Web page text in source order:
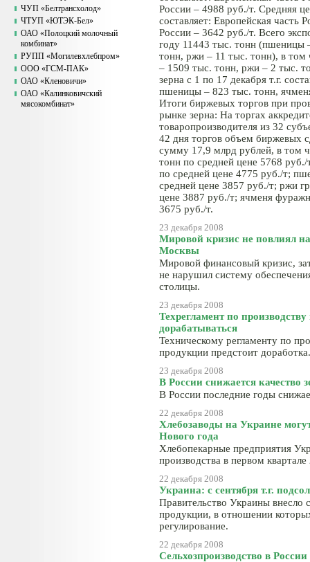
ЧУП «Белтрансхолод»
ЧТУП «ЮТЭК-Бел»
ОАО «Полоцкий молочный
комбинат»
РУПП «Могилевхлебпром»
ООО «ГСМ-ПАК»
ОАО «Кленовичи»
ОАО «Калинковичский
мясокомбинат»
России – 4988 руб./т. Средняя
составляет: Европейская часть
России – 3642 руб./т. Всего
году 11443 тыс. тонн (пшеницы
тонн, ржи – 11 тыс. тонн), в
– 1509 тыс. тонн, ржи – 2 тыс.
зерна с 1 по 17 декабря т.г.
пшеницы – 823 тыс. тонн,
Итоги биржевых торгов при
рынке зерна: На торгах
товаропроизводителя из 32
42 дня торгов объем биржевых
сумму 17,9 млрд рублей, в том
тонн по средней цене 5768
по средней цене 4775 руб./т;
средней цене 3857 руб./т; ржи
цене 3887 руб./т; ячменя
3675 руб./т.
23 декабря 2008
Мировой кризис не повлиял
Москвы
Мировой финансовый кризис,
не нарушил систему
столицы.
23 декабря 2008
Техрегламент по
дорабатываться
Техническому регламенту по
продукции предстоит доработка.
23 декабря 2008
В России снижается качество
В России последние годы
22 декабря 2008
Хлебозаводы на Украине
Нового года
Хлебопекарные предприятия
производства в первом
22 декабря 2008
Украина: с сентября т.г.
Правительство Украины внесло
продукции, в отношении
регулирование.
22 декабря 2008
Сельхозпроизводство в